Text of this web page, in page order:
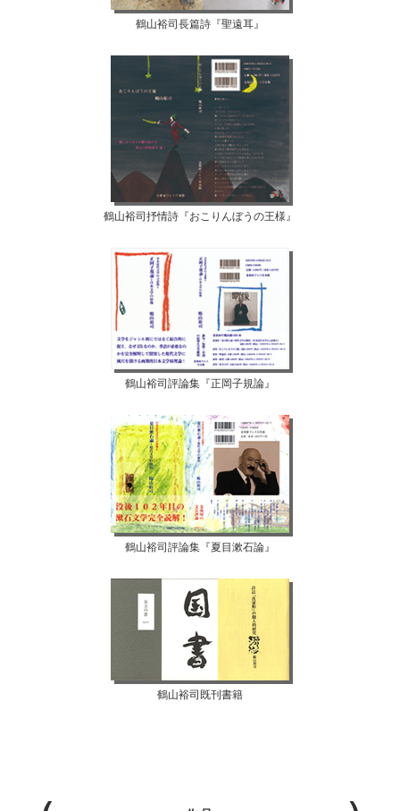
鶴山裕司長篇詩『聖遠耳』
鶴山裕司抒情詩『おこりんぼうの王様』
鶴山裕司評論集『正岡子規論』
鶴山裕司評論集『夏目漱石論』
鶴山裕司既刊書籍